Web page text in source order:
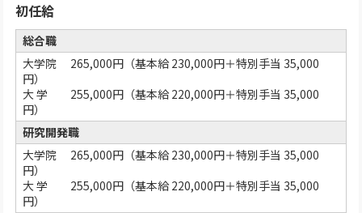
初任給
総合職
大学院 265,000円（基本給 230,000円＋特別手当 35,000
円）
大 学 255,000円（基本給 220,000円＋特別手当 35,000
円）
研究開発職
大学院 265,000円（基本給 230,000円＋特別手当 35,000
円）
大 学 255,000円（基本給 220,000円＋特別手当 35,000
円）